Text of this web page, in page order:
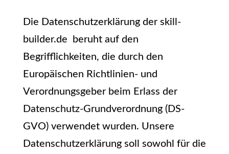
Die Datenschutzerklärung der skill-
builder.de beruht auf den
Begrifflichkeiten, die durch den
Europäischen Richtlinien- und
Verordnungsgeber beim Erlass der
Datenschutz-Grundverordnung (DS-
GVO) verwendet wurden. Unsere
Datenschutzerklärung soll sowohl für die